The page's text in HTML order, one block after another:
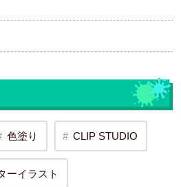
色塗り CLIP STUDIO
ーイラスト